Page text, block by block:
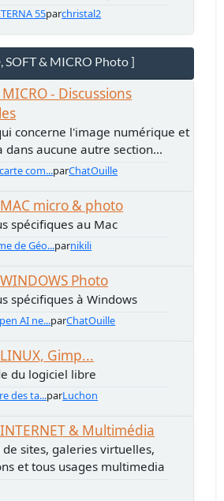
55parchristal2
SOFT & MICRO Photo ]
MICRO - Discussions
concerne l'image numérique et
dans aucune autre section...
com...parChatOuille
micro & photo
spécifiques au Mac
de Géo...parnikili
Photo
spécifiques à Windows
AI ne...parChatOuille
Gimp...
du logiciel libre
des ta...parLuchon
& Multimédia
sites, galeries virtuelles,
et tous usages multimedia